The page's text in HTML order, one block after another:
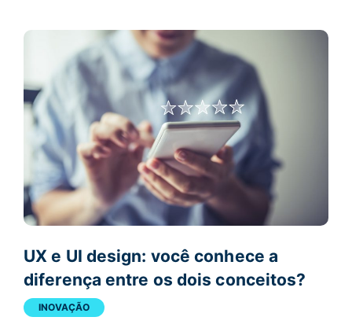
UX e UI design: você conhece a
diferença entre os dois conceitos?
INOVAÇÃO